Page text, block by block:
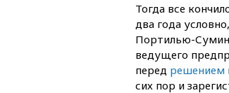
Тогда все
два года
Портилью-
ведущего
перед решением
сих пор и